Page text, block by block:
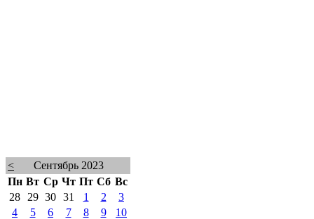
<
Сентябрь 2023
Пн Вт Ср Чт Пт Сб Вс
28
29 30 31 1 2
3
4
5 6 7 8 9
10